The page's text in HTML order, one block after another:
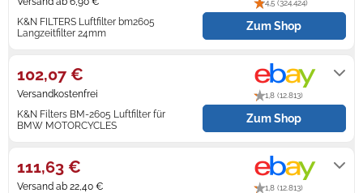
K&N FILTERS Luftfilter bm2605
Langzeitfilter 24mm
4,5 (324.424)
Zum Shop
K&N Filters BM-2605 Luftfilter für
BMW MOTORCYCLES
1,8 (12.813)
102,07 €
Versandkostenfrei
Zum Shop
1,8 (12.813)
111,63 €
Versand ab 22,40 €